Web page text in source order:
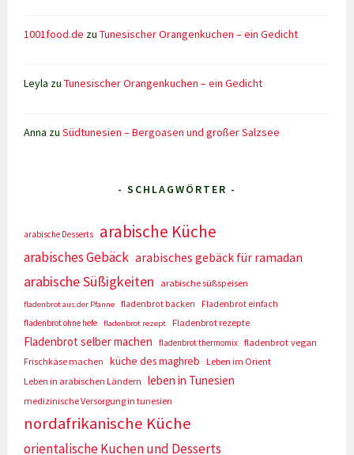
1001food.de zuTunesischer Orangenkuchen – ein Gedicht
Leyla zuTunesischer Orangenkuchen – ein Gedicht
Anna zuSüdtunesien – Bergoasen und großer Salzsee
- SCHLAGWÖRTER -
arabische Desserts arabische Küche
arabisches Gebäck arabisches gebäck für ramadan
arabische Süßigkeiten arabische süßspeisen
fladenbrot aus der Pfanne fladenbrot backen
Fladenbrot einfach
fladenbrot ohne hefe
fladenbrot rezept Fladenbrot rezepte
Fladenbrot selber machen fladenbrot thermomix fladenbrot vegan
Frischkäse machen
küche des maghreb
Leben im Orient
Leben in arabischen Ländern
leben in Tunesien
medizinische Versorgung in tunesien
nordafrikanische Küche
orientalische Kuchen und Desserts